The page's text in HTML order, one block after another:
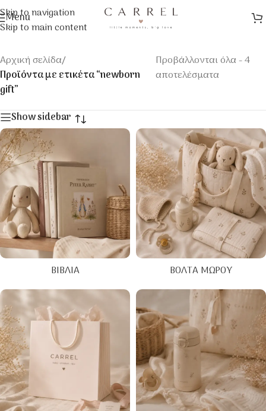
Skip to navigation
Skip to main content
Menu
Αρχική σελίδα/
Προϊόντα με ετικέτα “newborn
gift”
Προβάλλονται όλα - 4
αποτελέσματα
Show sidebar
ΒΙΒΛΊΑ ΒΌΛΤΑ ΜΩΡΟΎ